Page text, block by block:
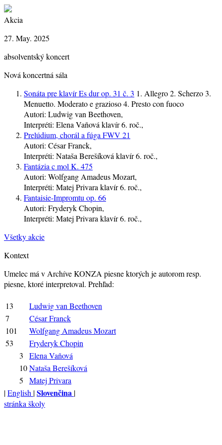
Akcia
27. May. 2025
absolventský koncert
Nová koncertná sála
Sonáta pre klavír Es dur op. 31 č. 3 1. Allegro 2. Scherzo 3.
Menuetto. Moderato e grazioso 4. Presto con fuoco
Autori: Ludwig van Beethoven,
Interpréti: Elena Vaňová klavír6. roč.,
Prelúdium, chorál a fúga FWV 21
Autori: César Franck,
Interpréti: Nataša Berešíková klavír6. roč.,
Fantázia c mol K. 475
Autori: Wolfgang Amadeus Mozart,
Interpréti: Matej Privara klavír6. roč.,
Fantaisie-Impromtu op. 66
Autori: Fryderyk Chopin,
Interpréti: Matej Privara klavír6. roč.,
Všetky akcie
Kontext
Umelec má v Archíve KONZA piesne ktorých je autorom resp.
piesne, ktoré interpretoval. Prehľad:
13
Ludwig van Beethoven
7
César Franck
101
Wolfgang Amadeus Mozart
53
Fryderyk Chopin
3
Elena Vaňová
10Nataša Berešíková
5
Matej Privara
|English |Slovenčina |
stránka školy